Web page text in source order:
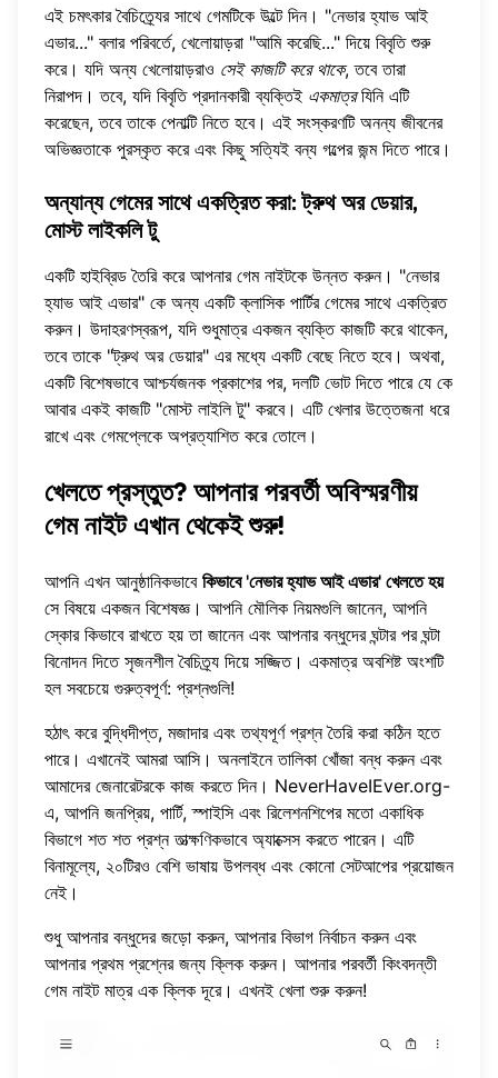
এই চমৎকার বৈচিত্র্যের সাথে গেমটিকে উল্টে দিন। "নেভার হ্যাভ আই
এভার..." বলার পরিবর্তে, খেলোয়াড়রা "আমি করেছি..." দিয়ে বিবৃতি শুরু
করে। যদি অন্য খেলোয়াড়রাও সেই কাজটি করে থাকে, তবে তারা
নিরাপদ। তবে, যদি বিবৃতি প্রদানকারী ব্যক্তিই একমাত্রযিনি এটি
করেছেন, তবে তাকে পেনাল্টি নিতে হবে। এই সংস্করণটি অনন্য জীবনের
অভিজ্ঞতাকে পুরস্কৃত করে এবং কিছু সত্যিই বন্য গল্পের জন্ম দিতে পারে।
অন্যান্য গেমের সাথে একত্রিত করা: ট্রুথ অর ডেয়ার,
মোস্ট লাইকলি টু
একটি হাইব্রিড তৈরি করে আপনার গেম নাইটকে উন্নত করুন। "নেভার
হ্যাভ আই এভার" কে অন্য একটি ক্লাসিক পার্টির গেমের সাথে একত্রিত
করুন। উদাহরণস্বরূপ, যদি শুধুমাত্র একজন ব্যক্তি কাজটি করে থাকেন,
তবে তাকে "ট্রুথ অর ডেয়ার" এর মধ্যে একটি বেছে নিতে হবে। অথবা,
একটি বিশেষভাবে আশ্চর্যজনক প্রকাশের পর, দলটি ভোট দিতে পারে যে কে
আবার একই কাজটি "মোস্ট লাইলি টু" করবে। এটি খেলার উত্তেজনা ধরে
রাখে এবং গেমপ্লেকে অপ্রত্যাশিত করে তোলে।
খেলতে প্রস্তুত? আপনার পরবর্তী অবিস্মরণীয়
গেম নাইট এখান থেকেই শুরু!
আপনি এখন আনুষ্ঠানিকভাবে কিভাবে 'নেভার হ্যাভ আই এভার' খেলতে হয়
সে বিষয়ে একজন বিশেষজ্ঞ। আপনি মৌলিক নিয়মগুলি জানেন, আপনি
স্কোর কিভাবে রাখতে হয় তা জানেন এবং আপনার বন্ধুদের ঘন্টার পর ঘন্টা
বিনোদন দিতে সৃজনশীল বৈচিত্র্য দিয়ে সজ্জিত। একমাত্র অবশিষ্ট অংশটি
হল সবচেয়ে গুরুত্বপূর্ণ: প্রশ্নগুলি!
হঠাৎ করে বুদ্ধিদীপ্ত, মজাদার এবং তথ্যপূর্ণ প্রশ্ন তৈরি করা কঠিন হতে
পারে। এখানেই আমরা আসি। অনলাইনে তালিকা খোঁজা বন্ধ করুন এবং
আমাদের জেনারেটরকে কাজ করতে দিন। NeverHaveIEver.org-
এ, আপনি জনপ্রিয়, পার্টি, স্পাইসি এবং রিলেশনশিপের মতো একাধিক
বিভাগে শত শত প্রশ্ন তাত্ক্ষণিকভাবে অ্যাক্সেস করতে পারেন। এটি
বিনামূল্যে, ২০টিরও বেশি ভাষায় উপলব্ধ এবং কোনো সেটআপের প্রয়োজন
নেই।
শুধু আপনার বন্ধুদের জড়ো করুন, আপনার বিভাগ নির্বাচন করুন এবং
আপনার প্রথম প্রশ্নের জন্য ক্লিক করুন। আপনার পরবর্তী কিংবদন্তী
গেম নাইট মাত্র এক ক্লিক দূরে। এখনই খেলা শুরু করুন!